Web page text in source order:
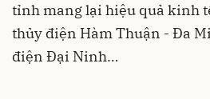
tỉnh mang lại hiệu quả kinh
thủy điện Hàm Thuận - Đa
điện Đại Ninh…